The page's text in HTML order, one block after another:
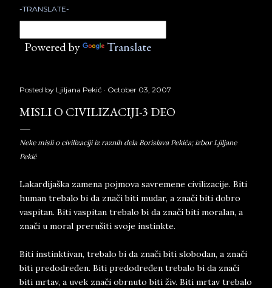
-TRANSLATE-
Powered by Translate
Posted by Ljiljana Pekić October 03, 2007
MISLI O CIVILIZACIJI-3 DEO
Neke misli o civilizaciji iz raznih dela Borislava Pekića; izbor Ljiljane
Pekić
Lakardijaška zamena pojmova savremene civilizacije. Biti
human trebalo bi da znači biti mudar, a znači biti dobro
vaspitan. Biti vaspitan trebalo bi da znači biti moralan, a
znači u moral prerušiti svoje instinkte.
Biti instinktivan, trebalo bi da znači biti slobodan, a znači
biti predodređen. Biti predodređen trebalo bi da znači
biti mrtav, a uvek znači obrnuto biti živ. Biti mrtav trebalo